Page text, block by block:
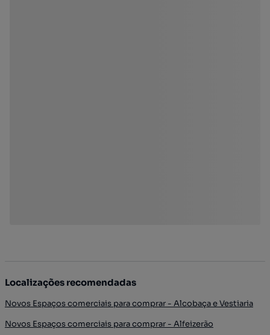
Localizações recomendadas
Novos Espaços comerciais para comprar - Alcobaça e Vestiaria
Novos Espaços comerciais para comprar - Alfeizerão